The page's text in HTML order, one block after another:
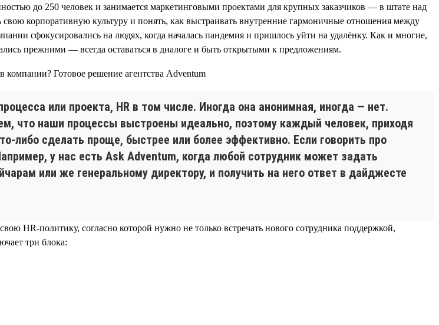
до 250 человек и занимается маркетинговыми проектами для крупных заказчиков — в штате над
свою корпоративную культуру и понять, как выстраивать внутренние гармоничные отношения между
сфокусировались на людях, когда началась пандемия и пришлось уйти на удалёнку. Как и многие,
прежними — всегда оставаться в диалоге и быть открытыми к предложениям.
или проекта, HR в том числе. Иногда она анонимная, иногда — нет.
что наши процессы выстроены идеально, поэтому каждый человек, приходя
либо сделать проще, быстрее или более эффективно. Если говорить про
у нас есть Ask Adventum, когда любой сотрудник может задать
или же генеральному директору, и получить на него ответ в дайджесте
HR-политику, согласно которой нужно не только встречать нового сотрудника поддержкой,
три блока: